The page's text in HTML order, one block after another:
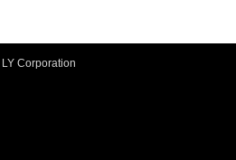
Corporation